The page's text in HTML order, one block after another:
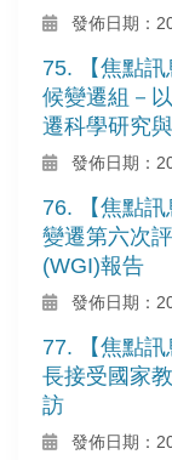
發佈日期：
75. 【焦點
候變遷組－
遷科學研究
發佈日期：
76. 【焦點
變遷第六次
(WGI)報告
發佈日期：
77. 【焦點
長接受國家
訪
發佈日期：